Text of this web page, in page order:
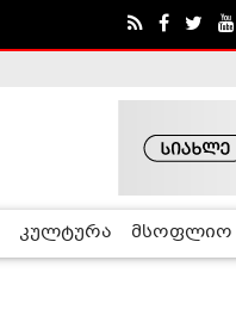
კულტურა მსოფლიო